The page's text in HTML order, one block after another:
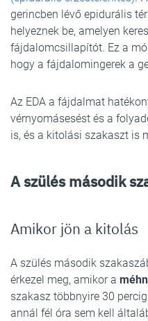
gerincben lévő epidurális
helyeznek be, amelyen
fájdalomcsillapítót. Ez a
hogy a fájdalomingerek a
Az EDA a fájdalmat
vérnyomásesést és a
is, és a kitolási szakaszt is
A szülés második
Amikor jön a kitolás
A szülés második
érkezel meg, amikor a
szakasz többnyire 30
annál fél óra sem kell